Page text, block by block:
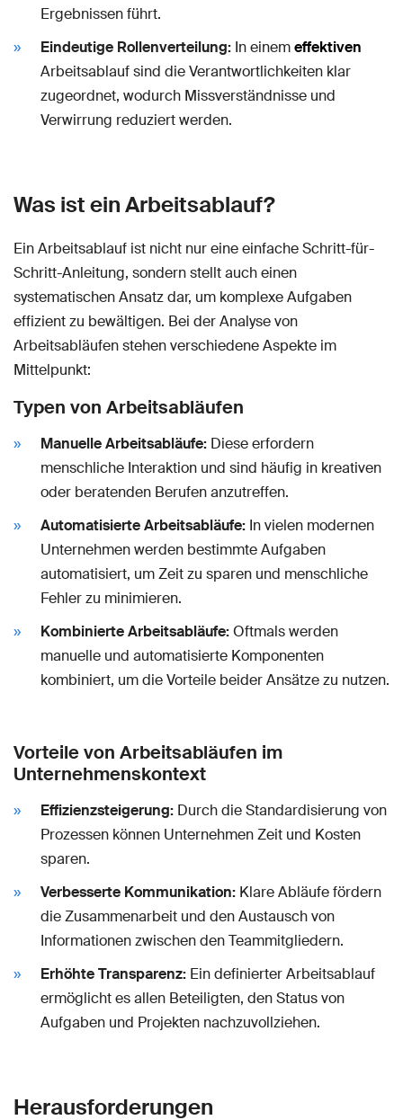
Ergebnissen führt.
Eindeutige Rollenverteilung: In einemeffektiven
Arbeitsablauf sind die Verantwortlichkeiten klar
zugeordnet, wodurch Missverständnisse und
Verwirrung reduziert werden.
Was ist ein Arbeitsablauf?
Ein Arbeitsablauf ist nicht nur eine einfache Schritt-für-
Schritt-Anleitung, sondern stellt auch einen
systematischen Ansatz dar, um komplexe Aufgaben
effizient zu bewältigen. Bei der Analyse von
Arbeitsabläufen stehen verschiedene Aspekte im
Mittelpunkt:
Typen von Arbeitsabläufen
Manuelle Arbeitsabläufe: Diese erfordern
menschliche Interaktion und sind häufig in kreativen
oder beratenden Berufen anzutreffen.
Automatisierte Arbeitsabläufe: In vielen modernen
Unternehmen werden bestimmte Aufgaben
automatisiert, um Zeit zu sparen und menschliche
Fehler zu minimieren.
Kombinierte Arbeitsabläufe:Oftmals werden
manuelle und automatisierte Komponenten
kombiniert, um die Vorteile beider Ansätze zu nutzen.
Vorteile von Arbeitsabläufen im
Unternehmenskontext
Effizienzsteigerung: Durch die Standardisierung von
Prozessen können Unternehmen Zeit und Kosten
sparen.
Verbesserte Kommunikation: Klare Abläufe fördern
die Zusammenarbeit und den Austausch von
Informationen zwischen den Teammitgliedern.
Erhöhte Transparenz: Ein definierter Arbeitsablauf
ermöglicht es allen Beteiligten, den Status von
Aufgaben und Projekten nachzuvollziehen.
Herausforderungen